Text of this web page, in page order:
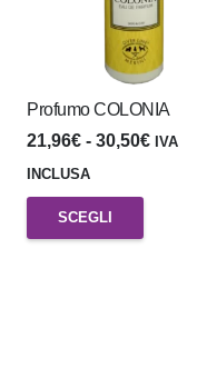
opzioni
possono
essere
scelte
nella
del
Profumo COLONIA
21,96€ - 30,50€Fascia
IVA
INCLUSA
SCEGLI
prodotto